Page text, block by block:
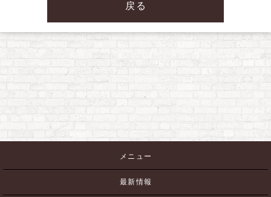
戻る
メニュー
最新情報